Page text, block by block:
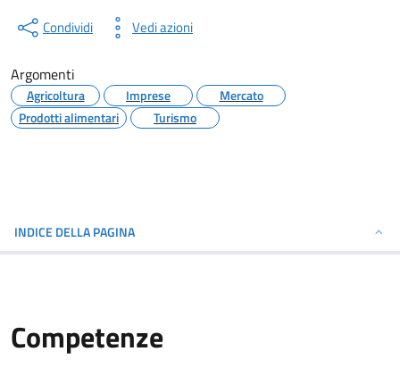
Condividi Vedi azioni
Argomenti
Agricoltura Imprese
Mercato
Prodotti alimentari
Turismo
INDICE DELLA PAGINA
Competenze